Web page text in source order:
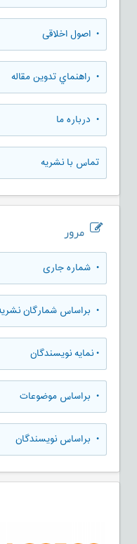
• اصول اخلاقی
• راهنماي تدوين مقاله
• درباره ما
تماس با نشریه
مرور
• شماره جاری
• براساس شمارگان نشریه
•نمایه نویسندگان
• براساس موضوعات
• براساس نویسندگان